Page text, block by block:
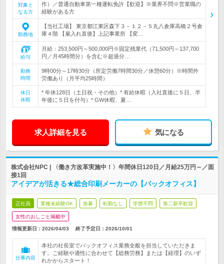
対象と
なる方
作）／普通自動車第一種運転免許【歓迎】※業界不問※営業職の
経験がある方
勤務地
【当社工場】 東京都江東区森下３－１２－５丸八倉庫高橋２号倉
庫４階 【雇入れ直後】上記事業所 【変…
給与
月給：253,500円～500,000円※固定残業代（71,500円～137,700
円／月45時間分）を含む※超過分…
勤務
時間
9時00分～17時30分（所定労働7時間30分／休憩60分）※時間外
労働あり（月平均25時間）
休日
休暇
* 年休128日（土日祝・その他）* 有給休暇（入社直後に５日、半
年後に５日を付与）* GW休暇、夏…
求人詳細を見る 気になる
株式会社NPC | 〈働き方改革実施中！〉年間休日120日／月給25万円～／面
接1回
アイデアが活きる★総合印刷メーカーの【バックオフィス】
正社員 業種未経験OK 急募 転勤なし 学歴不問 第二新卒歓迎
女性のおしごと掲載中
情報更新日：2026/04/03 終了予定日： 2026/10/01
仕事内容
本社の社長室でバックオフィス業務全般を担当していただきま
す。ご経験や適性に合わせて【総務労務】または【経理】のいず
れかからスタート！